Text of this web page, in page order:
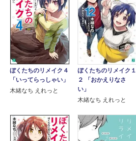
ぼくたちのリメイク４
「いってらっしゃい」
木緒なち えれっと
ぼくたちのリメイク１
２ 「おかえりなさ
い」
木緒なち えれっと